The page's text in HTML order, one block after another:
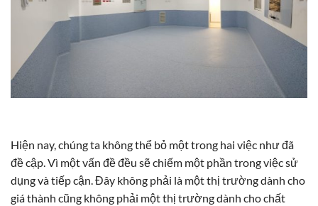
Hiện nay, chúng ta không thể bỏ một trong hai việc như đã
đề cập. Vì một vấn đề đều sẽ chiếm một phần trong việc sử
dụng và tiếp cận. Đây không phải là một thị trường dành cho
giá thành cũng không phải một thị trường dành cho chất